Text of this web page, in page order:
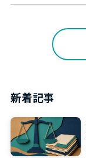
新着記事